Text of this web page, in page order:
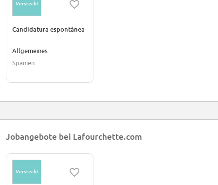
Versteckt
Candidatura espontánea
Allgemeines
Spanien
Jobangebote bei Lafourchette.com
Versteckt